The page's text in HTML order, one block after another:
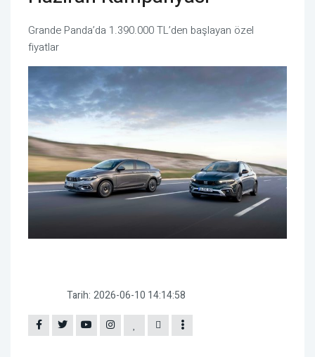
Grande Panda’da 1.390.000 TL’den başlayan özel
fiyatlar
Tarih: 2026-06-10 14:14:58